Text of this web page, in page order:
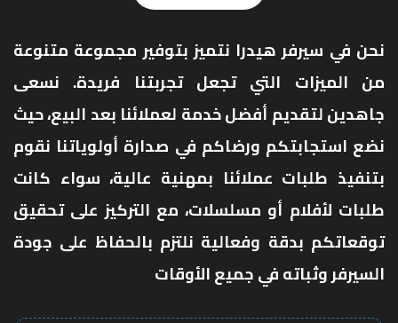
نحن في سيرفر هيدرا نتميز بتوفير مجموعة متنوعة
من الميزات التي تجعل تجربتنا فريدة. نسعى
جاهدين لتقديم أفضل خدمة لعملائنا بعد البيع، حيث
نضع استجابتكم ورضاكم في صدارة أولوياتنا نقوم
بتنفيذ طلبات عملائنا بمهنية عالية، سواء كانت
طلبات لأفلام أو مسلسلات، مع التركيز على تحقيق
توقعاتكم بدقة وفعالية نلتزم بالحفاظ على جودة
السيرفر وثباته في جميع الأوقات